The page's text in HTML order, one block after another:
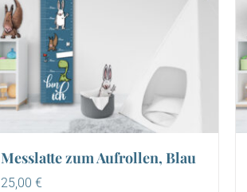
Messlatte zum Aufrollen, Blau
25,00€